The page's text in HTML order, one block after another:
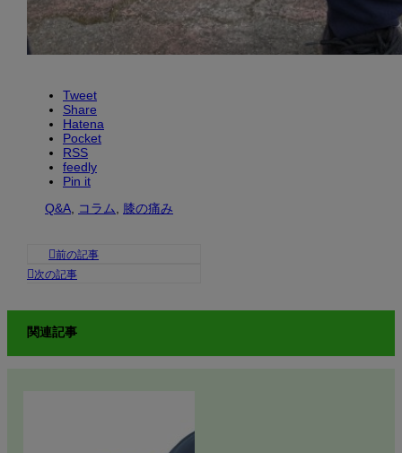
Tweet
Share
Hatena
Pocket
RSS
feedly
Pin it
Q&A, コラム, 膝の痛み
関連記事